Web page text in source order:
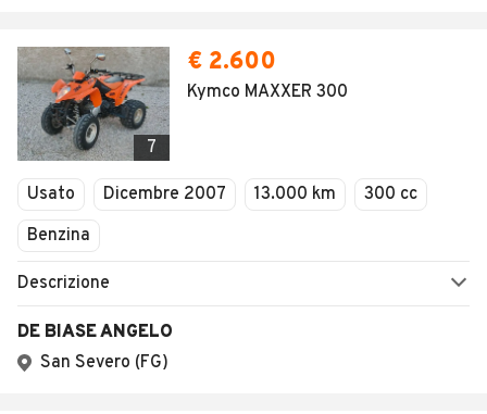
7
€ 2.600
Kymco MAXXER 300
Usato Dicembre 2007 13.000 km
300 cc
Benzina
Descrizione
DE BIASE ANGELO
San Severo (FG)